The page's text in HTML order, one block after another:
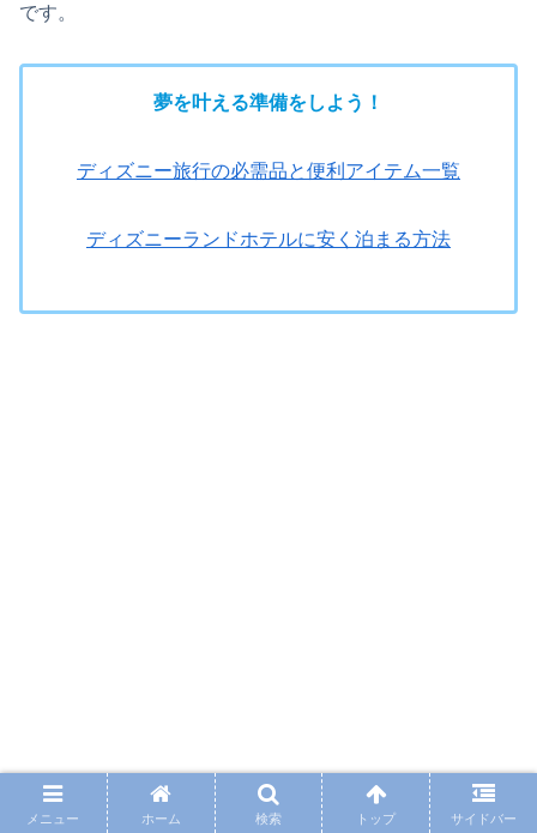
です。
夢を叶える準備をしよう！
ディズニー旅行の必需品と便利アイテム一覧
ディズニーランドホテルに安く泊まる方法
メニュー ホーム 検索 トップ サイドバー